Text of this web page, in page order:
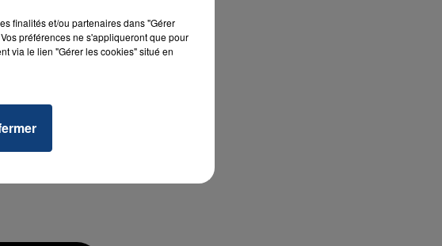
finalités et/ou partenaires dans "Gérer
préférences ne s'appliqueront que pour
via le lien "Gérer les cookies" situé en